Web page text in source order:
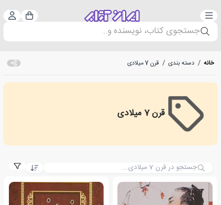
دسته‌بندی سبد
جستجوی کتاب، نویسنده و...
خانه / دسته بندی / قرن 7 میلادی
قرن 7 میلادی
7th century